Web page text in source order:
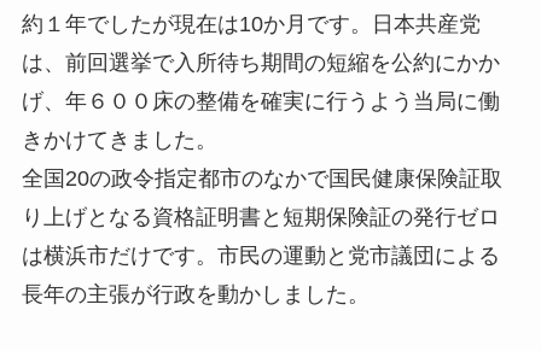
約１年でしたが現在は10か月です。日本共産党
は、前回選挙で入所待ち期間の短縮を公約にかか
げ、年６００床の整備を確実に行うよう当局に働
きかけてきました。
全国20の政令指定都市のなかで国民健康保険証取
り上げとなる資格証明書と短期保険証の発行ゼロ
は横浜市だけです。市民の運動と党市議団による
長年の主張が行政を動かしました。